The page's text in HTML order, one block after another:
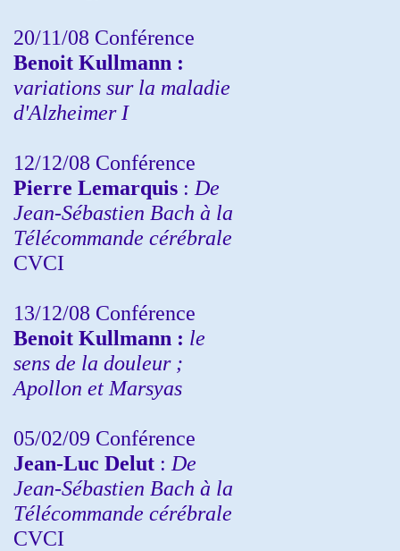
20/11/08 Conférence
Benoit Kullmann :
variations sur la maladie
d'Alzheimer I
12/12/08 Conférence
Pierre Lemarquis : De
Jean-Sébastien Bach à la
Télécommande cérébrale
CVCI
13/12/08 Conférence
Benoit Kullmann : le
sens de la douleur ;
Apollon et Marsyas
05/02/09 Conférence
Jean-Luc Delut : De
Jean-Sébastien Bach à la
Télécommande cérébrale
CVCI